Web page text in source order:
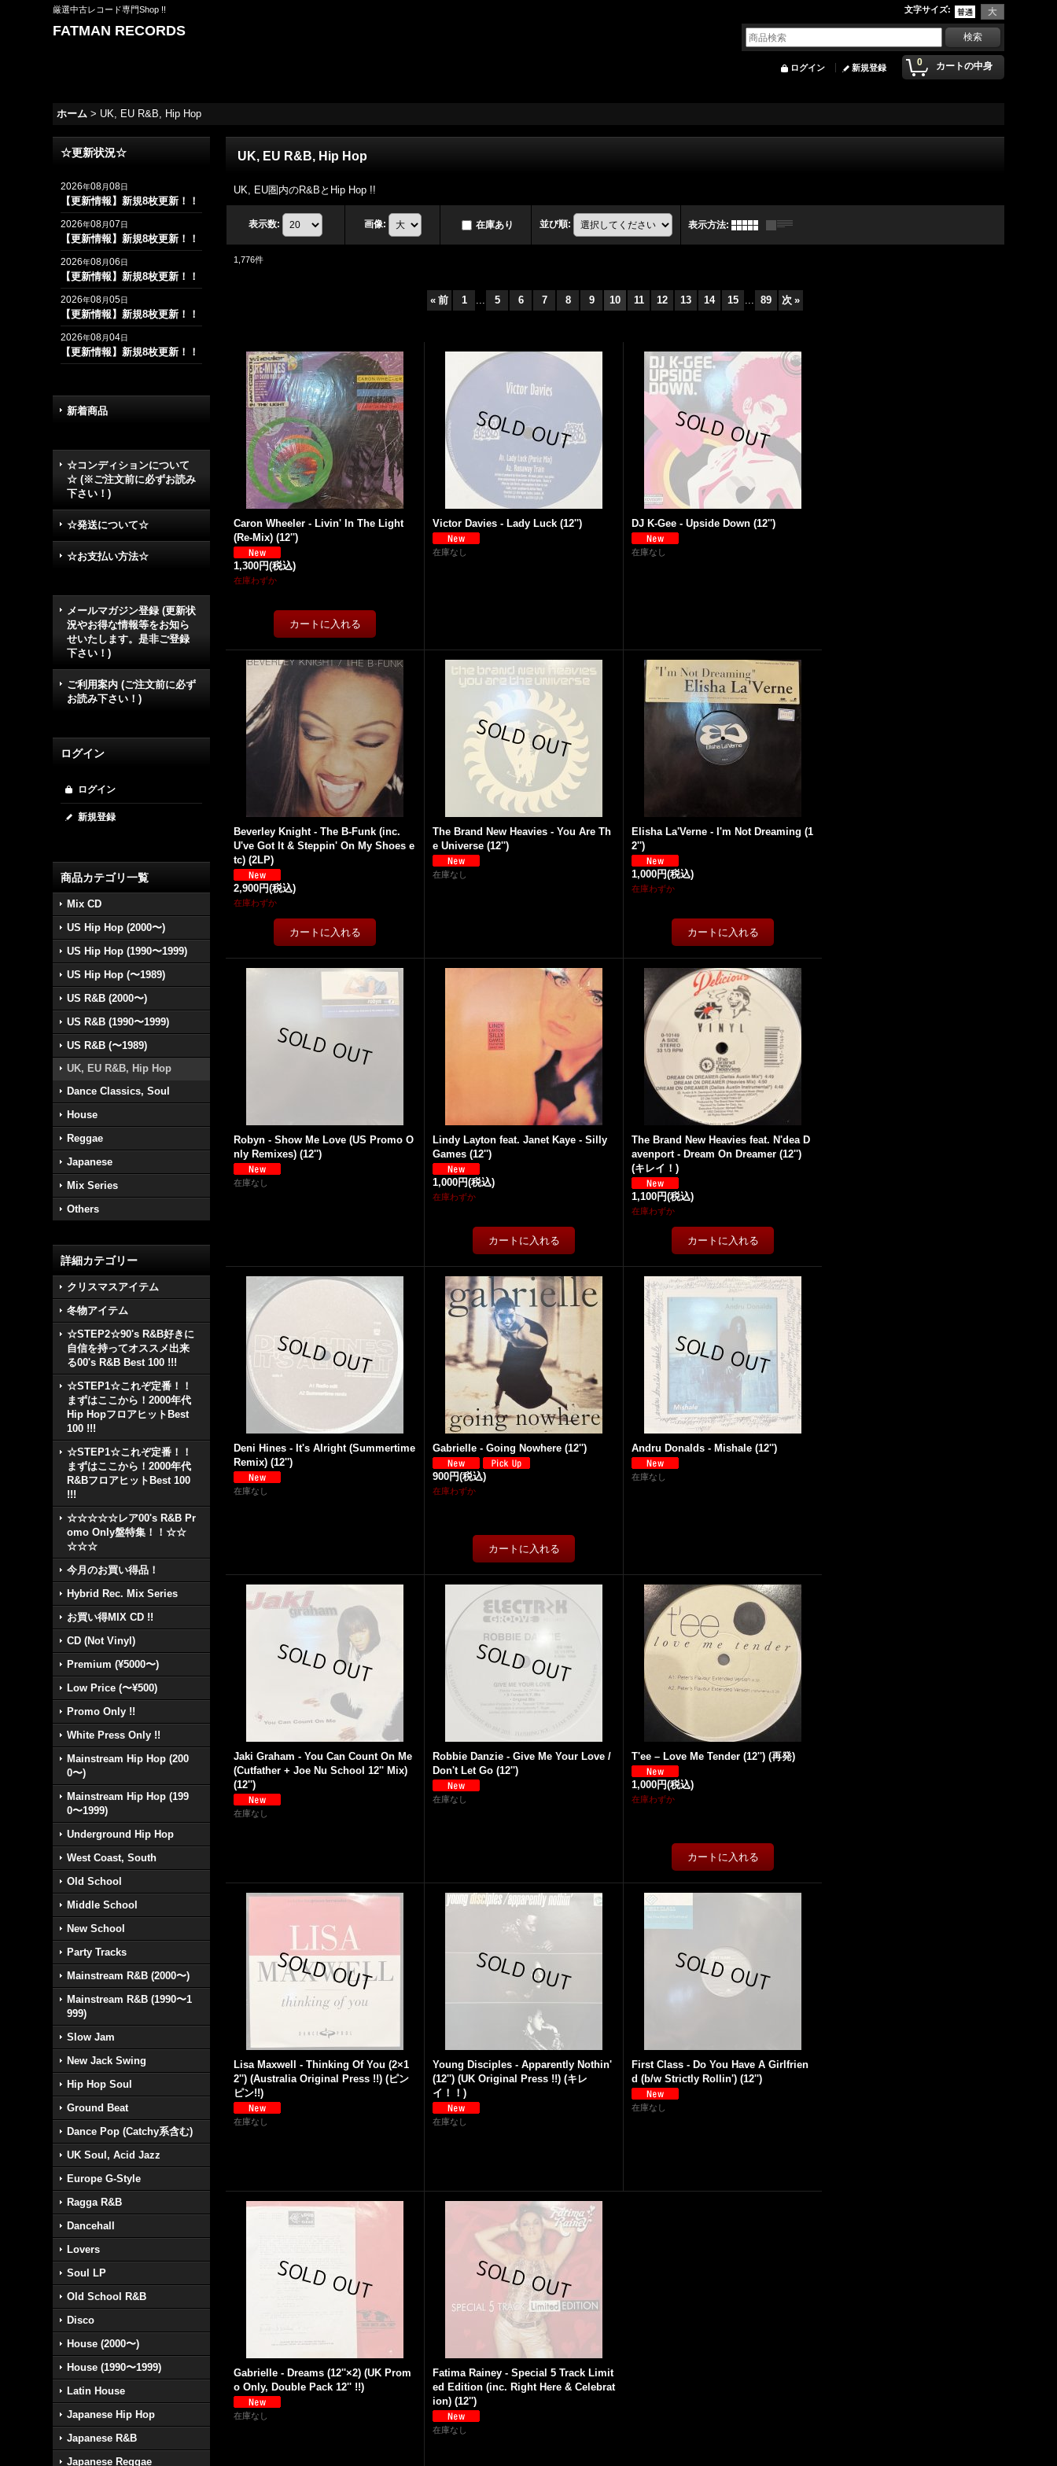
厳選中古レコード専門Shop !! 文字サイズ:
FATMAN RECORDS
0 カートの中身
ログイン 新規登録
ホーム > UK, EU R&B, Hip Hop
☆更新状況☆
2026年08月08日
【更新情報】新規8枚更新！！
2026年08月07日
【更新情報】新規8枚更新！！
2026年08月06日
【更新情報】新規8枚更新！！
2026年08月05日
【更新情報】新規8枚更新！！
2026年08月04日
【更新情報】新規8枚更新！！
新着商品
☆コンディションについて
☆ (※ご注文前に必ずお読み
下さい！)
☆発送について☆
☆お支払い方法☆
メールマガジン登録 (更新状
況やお得な情報等をお知ら
せいたします。是非ご登録
下さい！)
ご利用案内 (ご注文前に必ず
お読み下さい！)
ログイン
ログイン
新規登録
商品カテゴリ一覧
Mix CD
US Hip Hop (2000〜)
US Hip Hop (1990〜1999)
US Hip Hop (〜1989)
US R&B (2000〜)
US R&B (1990〜1999)
US R&B (〜1989)
UK, EU R&B, Hip Hop
Dance Classics, Soul
House
Reggae
Japanese
Mix Series
Others
詳細カテゴリー
クリスマスアイテム
冬物アイテム
☆STEP2☆90's R&B好きに
自信を持ってオススメ出来
る00's R&B Best 100 !!!
☆STEP1☆これぞ定番！！
まずはここから！2000年代
Hip HopフロアヒットBest
100 !!!
☆STEP1☆これぞ定番！！
まずはここから！2000年代
R&BフロアヒットBest 100
!!!
☆☆☆☆☆レア00's R&B Pr
omo Only盤特集！！☆☆
☆☆☆
今月のお買い得品！
Hybrid Rec. Mix Series
お買い得MIX CD !!
CD (Not Vinyl)
Premium (¥5000〜)
Low Price (〜¥500)
Promo Only !!
White Press Only !!
Mainstream Hip Hop (200
0〜)
Mainstream Hip Hop (199
0〜1999)
Underground Hip Hop
West Coast, South
Old School
Middle School
New School
Party Tracks
Mainstream R&B (2000〜)
Mainstream R&B (1990〜1
999)
Slow Jam
New Jack Swing
Hip Hop Soul
Ground Beat
Dance Pop (Catchy系含む)
UK Soul, Acid Jazz
Europe G-Style
Ragga R&B
Dancehall
Lovers
Soul LP
Old School R&B
Disco
House (2000〜)
House (1990〜1999)
Latin House
Japanese Hip Hop
Japanese R&B
Japanese Reggae
UK, EU R&B, Hip Hop
UK, EU圏内のR&BとHip Hop !!
表示数: 画像: 在庫あり 並び順: 表示方法:
1,776件
« 前 1 ... 5 6 7 8 9 10 11 12 13 14 15 ... 89 次 »
Caron Wheeler - Livin' In The Light
(Re-Mix) (12'')
1,300円(税込)
在庫わずか
Victor Davies - Lady Luck (12'')
在庫なし
DJ K-Gee - Upside Down (12'')
在庫なし
Beverley Knight - The B-Funk (inc.
U've Got It & Steppin' On My Shoes e
tc) (2LP)
2,900円(税込)
在庫わずか
The Brand New Heavies - You Are Th
e Universe (12'')
在庫なし
Elisha La'Verne - I'm Not Dreaming (1
2'')
1,000円(税込)
在庫わずか
Robyn - Show Me Love (US Promo O
nly Remixes) (12'')
在庫なし
Lindy Layton feat. Janet Kaye - Silly
Games (12'')
1,000円(税込)
在庫わずか
The Brand New Heavies feat. N'dea D
avenport - Dream On Dreamer (12'')
(キレイ！)
1,100円(税込)
在庫わずか
Deni Hines - It's Alright (Summertime
Remix) (12'')
在庫なし
Gabrielle - Going Nowhere (12'')
900円(税込)
在庫わずか
Andru Donalds - Mishale (12'')
在庫なし
Jaki Graham - You Can Count On Me
(Cutfather + Joe Nu School 12'' Mix)
(12'')
在庫なし
Robbie Danzie - Give Me Your Love /
Don't Let Go (12'')
在庫なし
T'ee – Love Me Tender (12'') (再発)
1,000円(税込)
在庫わずか
Lisa Maxwell - Thinking Of You (2×1
2'') (Australia Original Press !!) (ピン
ピン!!)
在庫なし
Young Disciples - Apparently Nothin'
(12'') (UK Original Press !!) (キレ
イ！！)
在庫なし
First Class - Do You Have A Girlfrien
d (b/w Strictly Rollin') (12'')
在庫なし
Gabrielle - Dreams (12''×2) (UK Prom
o Only, Double Pack 12'' !!)
在庫なし
Fatima Rainey - Special 5 Track Limit
ed Edition (inc. Right Here & Celebrat
ion) (12'')
在庫なし